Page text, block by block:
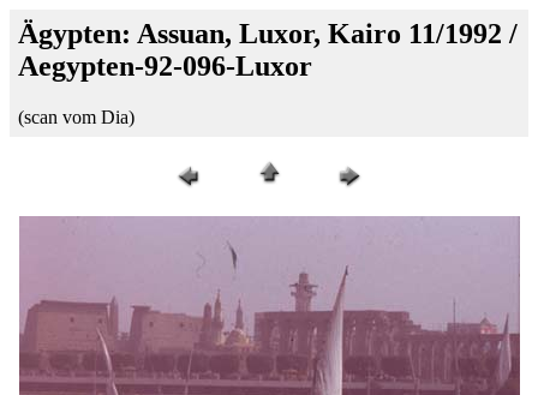
Ägypten: Assuan, Luxor, Kairo 11/1992 /
Aegypten-92-096-Luxor
(scan vom Dia)